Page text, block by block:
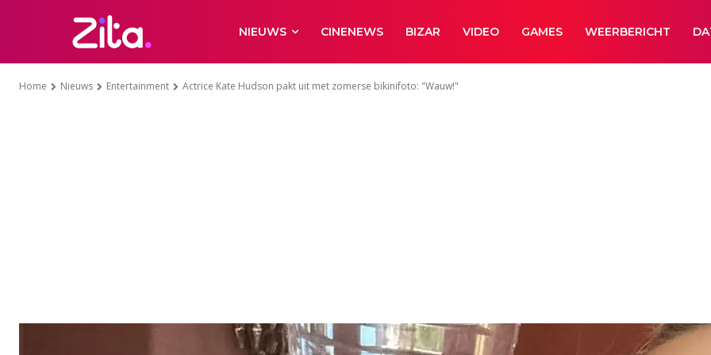
NIEUWS CINENEWS BIZAR VIDEO GAMES WEERBERICHT
Home Nieuws Entertainment Actrice Kate Hudson pakt uit met zomerse bikinifoto: "Wauw!"